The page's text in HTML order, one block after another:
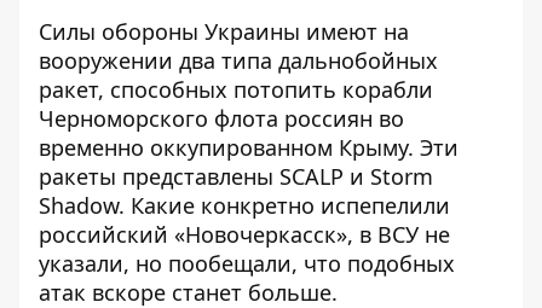
Силы обороны Украины имеют на
вооружении два типа дальнобойных
ракет, способных потопить корабли
Черноморского флота россиян во
временно оккупированном Крыму. Эти
ракеты представлены SCALP и Storm
Shadow. Какие конкретно испепелили
российский «Новочеркасск», в ВСУ не
указали, но пообещали, что подобных
атак вскоре станет больше.